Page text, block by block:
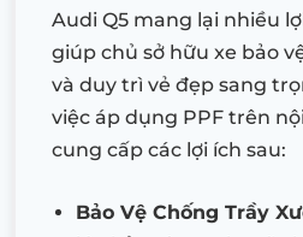
Audi Q5 mang lại nhiều
giúp chủ sở hữu xe bảo
và duy trì vẻ đẹp sang
việc áp dụng PPF trên
cung cấp các lợi ích sau:
Bảo Vệ Chống Trầy